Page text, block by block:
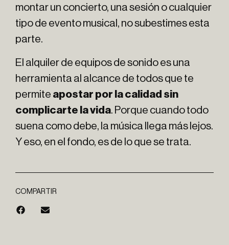
montar un concierto, una sesión o cualquier
tipo de evento musical, no subestimes esta
parte.
El alquiler de equipos de sonido es una
herramienta al alcance de todos que te
permite apostar por la calidad sin
complicarte la vida. Porque cuando todo
suena como debe, la música llega más lejos.
Y eso, en el fondo, es de lo que se trata.
COMPARTIR